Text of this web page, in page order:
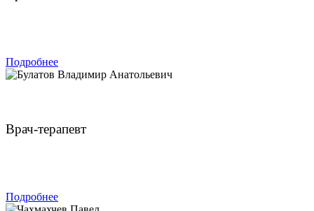
Подробнее
Врач-терапевт
Подробнее